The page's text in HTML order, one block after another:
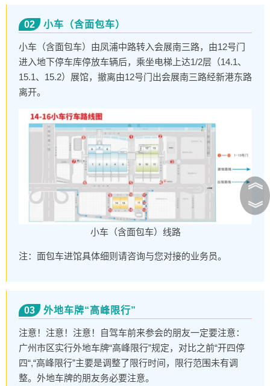
02 小车（含面包车）
小车（含面包车）由凤浦中路转入会展南三路，由12号门
进入地下停车库停放车辆后，乘坐电梯上达1/2层（14.1、
15.1、15.2）展馆，撤离由12号门出会展南三路经新港东路
离开。
小车（含面包车）线路
注：面包车进馆具体细则请咨询与您对接的业务员。
03 外地车牌“高峰限行”
注意！注意！注意！自驾车前来参会的朋友一定要注意：
广州市区实行外地车牌“高峰限行”规定，对比之前“开四停
四“,“高峰限行”主要是调整了限行时间，限行范围未有调
整。外地车牌的朋友务必要注意。
︽
︾